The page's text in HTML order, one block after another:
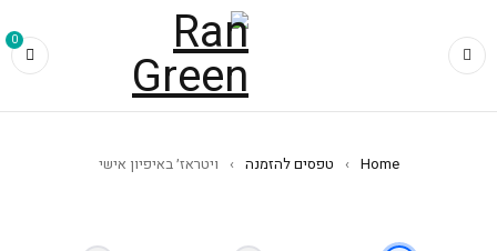
0
Home
› טפסים להזמנה › ויטראז׳ באיפיון אישי